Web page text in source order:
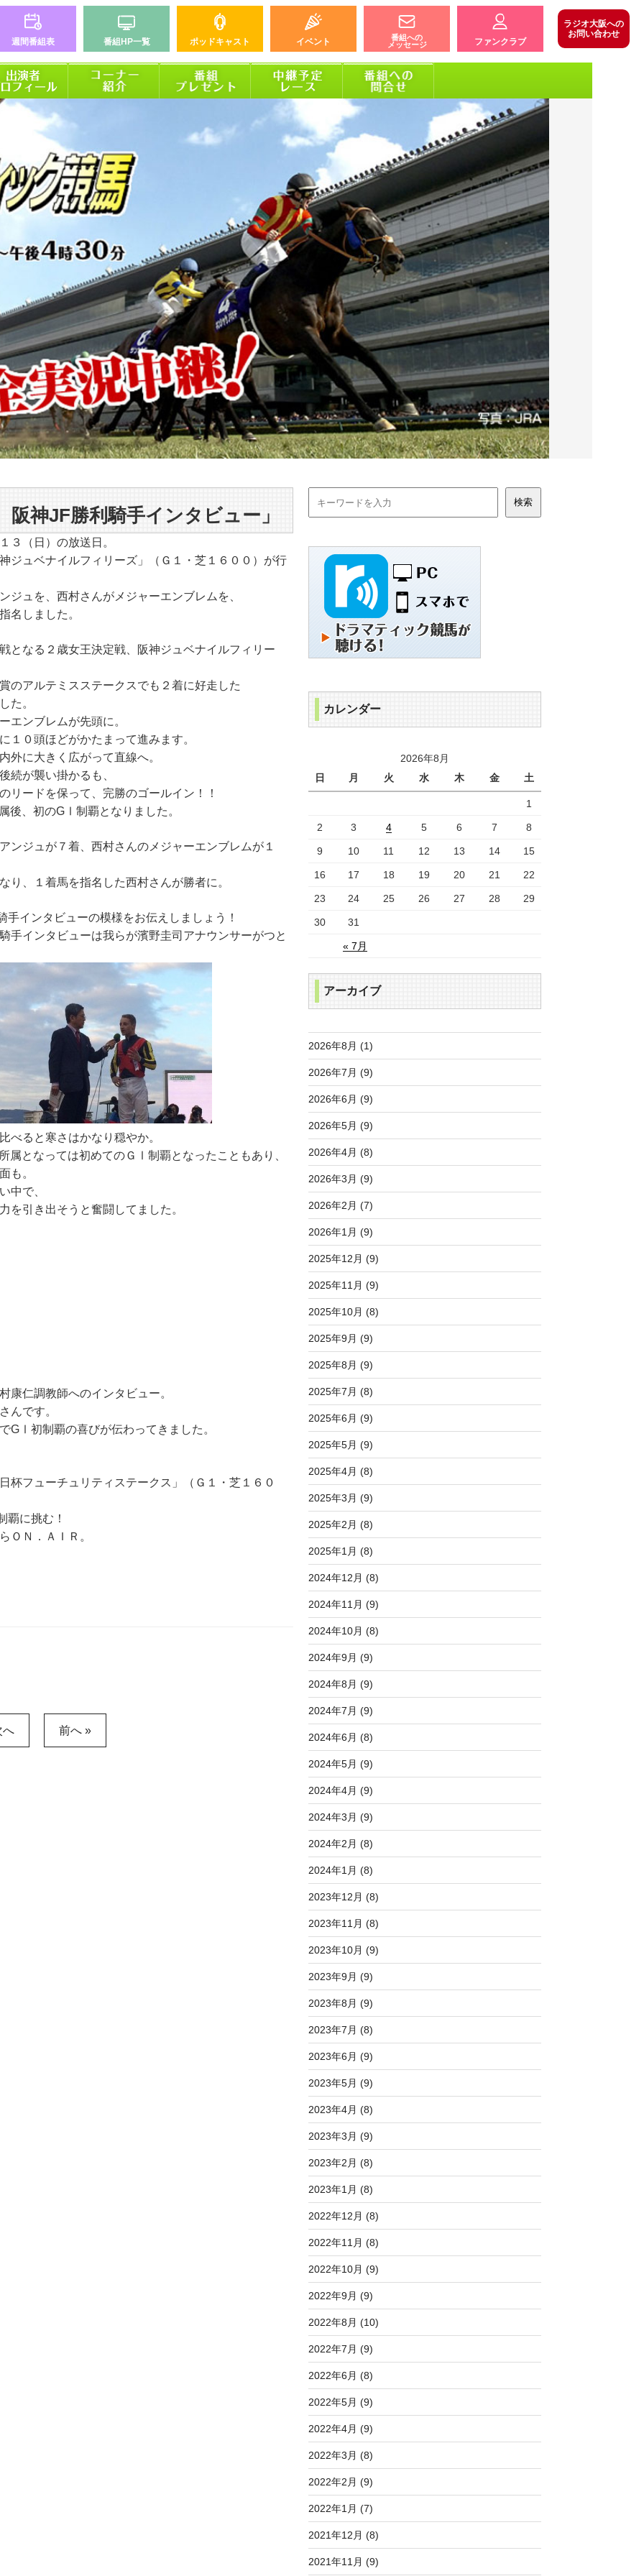
週間番組表 番組HP一覧 ポッドキャスト イベント
番組への
メッセージ
ファンクラブ
ラジオ大阪への
お問い合わせ
神JF勝利騎手インタビュー」
３（日）の放送日。
ジュベナイルフィリーズ」（Ｇ１・芝１６００）が行
ジュを、西村さんがメジャーエンブレムを、
名しました。
となる２歳女王決定戦、阪神ジュベナイルフィリー
のアルテミスステークスでも２着に好走した
た。
エンブレムが先頭に。
１０頭ほどがかたまって進みます。
外に大きく広がって直線へ。
続が襲い掛かるも、
リードを保って、完勝のゴールイン！！
後、初のGⅠ制覇となりました。
ンジュが７着、西村さんのメジャーエンブレムが１
り、１着馬を指名した西村さんが勝者に。
インタビューの模様をお伝えしましょう！
手インタビューは我らが濱野圭司アナウンサーがつと
べると寒さはかなり穏やか。
属となっては初めてのＧⅠ制覇となったこともあり、
も。
中で、
を引き出そうと奮闘してました。
康仁調教師へのインタビュー。
んです。
GⅠ初制覇の喜びが伝わってきました。
杯フューチュリティステークス」（Ｇ１・芝１６０
に挑む！
ＯＮ．ＡＩＲ。
へ 前へ »
カレンダー
2026年8月
日
月 火 水 木 金 土
« 7月
1
2 3 4 5 6 7 8
9 10 11 12 13 14 15
16 17 18 19 20 21 22
23 24 25 26 27 28 29
30 31
アーカイブ
2026年8月 (1)
2026年7月 (9)
2026年6月 (9)
2026年5月 (9)
2026年4月 (8)
2026年3月 (9)
2026年2月 (7)
2026年1月 (9)
2025年12月 (9)
2025年11月 (9)
2025年10月 (8)
2025年9月 (9)
2025年8月 (9)
2025年7月 (8)
2025年6月 (9)
2025年5月 (9)
2025年4月 (8)
2025年3月 (9)
2025年2月 (8)
2025年1月 (8)
2024年12月 (8)
2024年11月 (9)
2024年10月 (8)
2024年9月 (9)
2024年8月 (9)
2024年7月 (9)
2024年6月 (8)
2024年5月 (9)
2024年4月 (9)
2024年3月 (9)
2024年2月 (8)
2024年1月 (8)
2023年12月 (8)
2023年11月 (8)
2023年10月 (9)
2023年9月 (9)
2023年8月 (9)
2023年7月 (8)
2023年6月 (9)
2023年5月 (9)
2023年4月 (8)
2023年3月 (9)
2023年2月 (8)
2023年1月 (8)
2022年12月 (8)
2022年11月 (8)
2022年10月 (9)
2022年9月 (9)
2022年8月 (10)
2022年7月 (9)
2022年6月 (8)
2022年5月 (9)
2022年4月 (9)
2022年3月 (8)
2022年2月 (9)
2022年1月 (7)
2021年12月 (8)
2021年11月 (9)